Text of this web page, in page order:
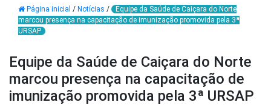
Página inicial / Notícias /
Equipe da Saúde de Caiçara do Norte
marcou presença na capacitação de imunização promovida pela 3ª
URSAP
Equipe da Saúde de Caiçara do Norte
marcou presença na capacitação de
imunização promovida pela 3ª URSAP